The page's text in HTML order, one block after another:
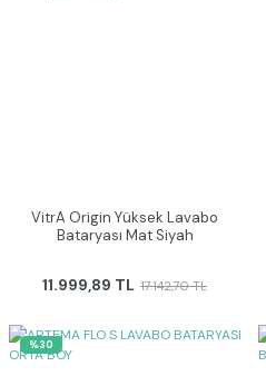
VitrA Origin Yüksek Lavabo
Bataryası Mat Siyah
11.999,89 TL 17.142,70 TL
%30